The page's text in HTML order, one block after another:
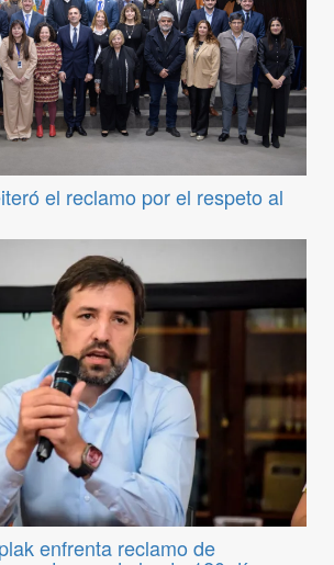
el reclamo por el respeto al
enfrenta reclamo de